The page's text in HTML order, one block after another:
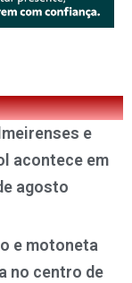
e
acontece em
agosto
e motoneta
no centro de